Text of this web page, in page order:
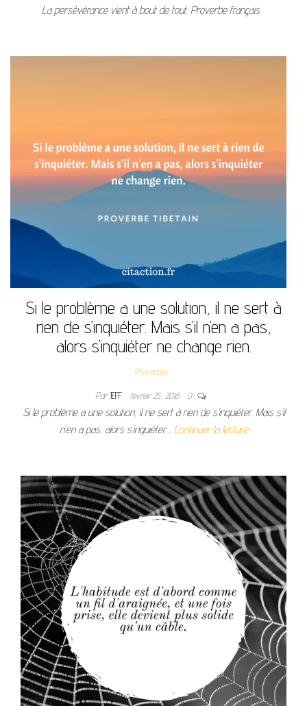
La persévérance vient à bout de tout. Proverbe français
Si le problème a une solution, il ne sert à
rien de s’inquiéter. Mais s’il n’en a pas,
alors s’inquiéter ne change rien.
Proverbes
ParJEFF février 25, 2018 0
Si le problème a une solution, il ne sert à rien de s’inquiéter. Mais s’il
n’en a pas, alors s’inquiéter… Continuer la lecture